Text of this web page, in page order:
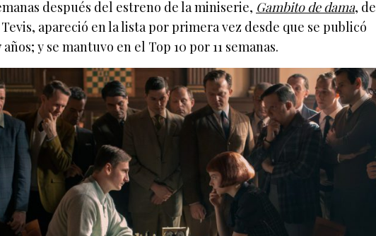
después del estreno de la miniserie, Gambito de dama, de
apareció en la lista por primera vez desde que se publicó
años; y se mantuvo en el Top 10 por 11 semanas.